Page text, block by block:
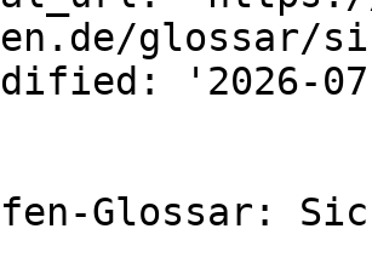
glossar/
'2026-
Glossar: